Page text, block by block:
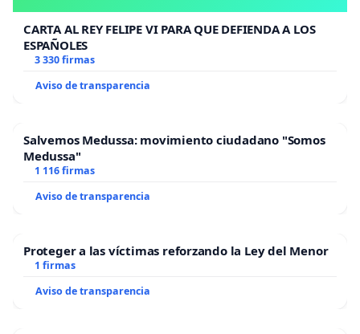
CARTA AL REY FELIPE VI PARA QUE DEFIENDA A LOS
ESPAÑOLES
3 330 firmas
Aviso de transparencia
Salvemos Medussa: movimiento ciudadano "Somos
Medussa"
1 116 firmas
Aviso de transparencia
Proteger a las víctimas reforzando la Ley del Menor
1 firmas
Aviso de transparencia